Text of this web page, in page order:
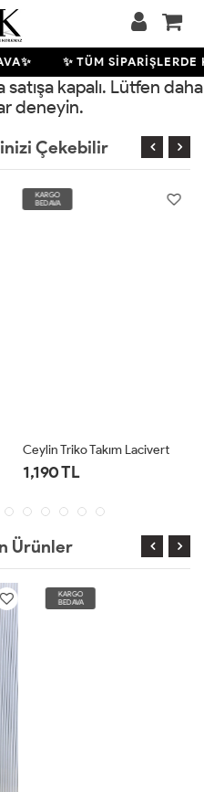
✨ TÜM SİPARİŞLERDE
kapalı. Lütfen daha
deneyin.
Çekebilir
KARGO
BEDAVA
Ceylin Triko Takım Lacivert
1,190 TL
Ürünler